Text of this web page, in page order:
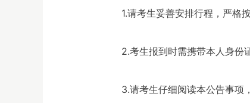
1.请考生妥善安排行程，严格
2.考生报到时需携带本人身份
3.请考生仔细阅读本公告事项